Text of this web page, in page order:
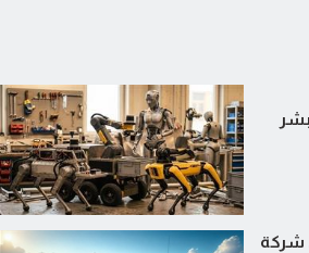
شركة